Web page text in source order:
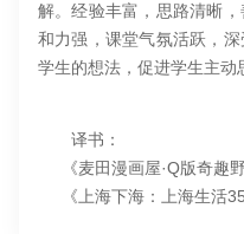
解。经验丰富，思路清晰
和力强，课堂气氛活跃，
学生的想法，促进学生主动
译书：
《麦田漫画屋·Q版奇趣野
《上海下海：上海生活35